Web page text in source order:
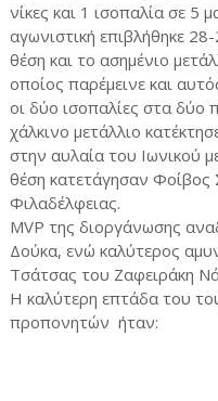
νίκες και 1 ισοπαλία σε 5
αγωνιστική επιβλήθηκε
θέση και το ασημένιο
οποίος παρέμεινε και
οι δύο ισοπαλίες στα
χάλκινο μετάλλιο
στην αυλαία του Ιωνικού
θέση κατετάγησαν Φοίβος
Φιλαδέλφειας.
MVP της διοργάνωσης
Δούκα, ενώ καλύτερος
Τσάτσας του Ζαφειράκη
Η καλύτερη επτάδα του
προπονητών ήταν: